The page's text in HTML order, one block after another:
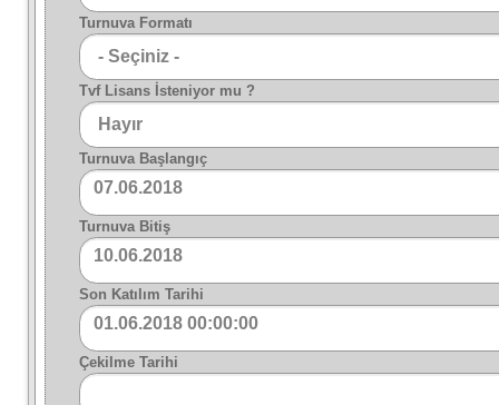
Turnuva Formatı
Tvf Lisans İsteniyor mu ?
Turnuva Başlangıç
07.06.2018
Turnuva Bitiş
10.06.2018
Son Katılım Tarihi
01.06.2018 00:00:00
Çekilme Tarihi